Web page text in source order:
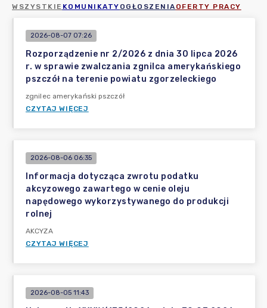
WSZYSTKIE KOMUNIKATY OGŁOSZENIA OFERTY PRACY
2026-08-07 07:26
Rozporządzenie nr 2/2026 z dnia 30 lipca 2026
r. w sprawie zwalczania zgnilca amerykańskiego
pszczół na terenie powiatu zgorzeleckiego
zgnilec amerykański pszczół
CZYTAJ WIĘCEJ
2026-08-06 06:35
Informacja dotycząca zwrotu podatku
akcyzowego zawartego w cenie oleju
napędowego wykorzystywanego do produkcji
rolnej
AKCYZA
CZYTAJ WIĘCEJ
2026-08-05 11:43